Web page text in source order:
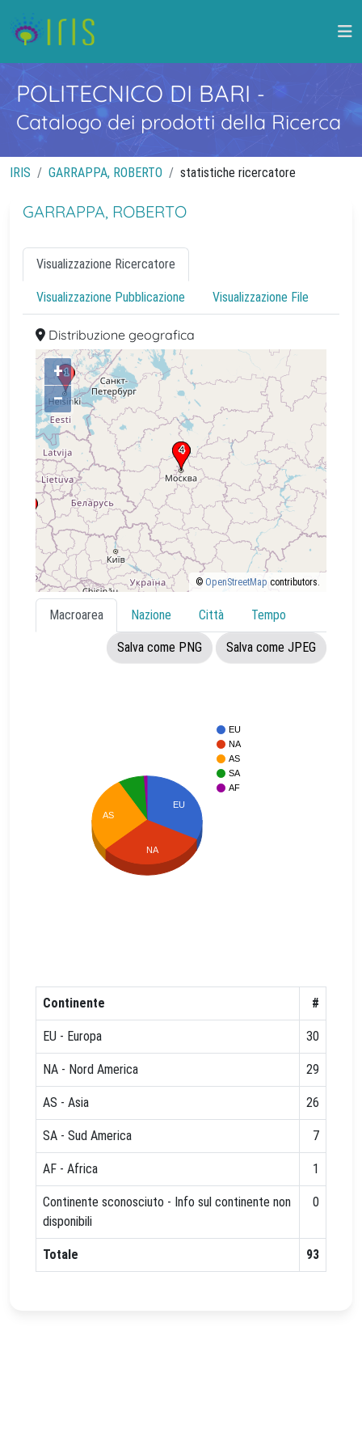
POLITECNICO DI BARI -
Catalogo dei prodotti della Ricerca
IRIS GARRAPPA, ROBERTO statistiche ricercatore
GARRAPPA, ROBERTO
Visualizzazione Ricercatore
Visualizzazione Pubblicazione Visualizzazione File
Distribuzione geografica
+
–
© OpenStreetMap contributors.
Macroarea Nazione Città Tempo
Salva come PNG Salva come JPEG
EU
NA
AS
SA
AF
EU
AS
NA
Continente #
EU - Europa 30
NA - Nord America 29
AS - Asia 26
SA - Sud America 7
AF - Africa 1
Continente sconosciuto - Info sul continente non
disponibili
0
Totale 93